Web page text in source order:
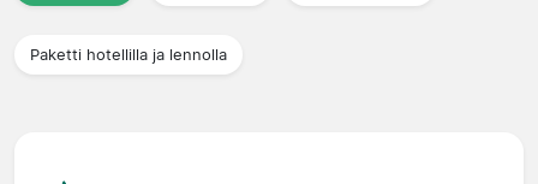
Paketti hotellilla ja lennolla